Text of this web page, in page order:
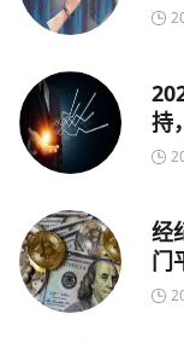
持
经
门